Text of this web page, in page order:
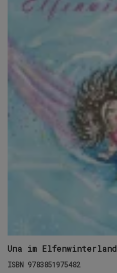
Una im Elfenwinterland
ISBN 9783851975482